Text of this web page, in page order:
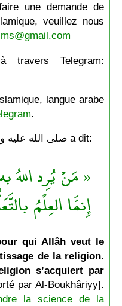
une demande de
veuillez nous
travers Telegram:
langue arabe
.
Le Messager de Allâh صلى الله عليه وسلّم a dit:
« مَنْ يُرِد اللهُ
إِنمَّا العِلْمُ
qui Allâh veut le
de la religion.
s’acquiert par
par Al-Boukhâriyy].
la science de la